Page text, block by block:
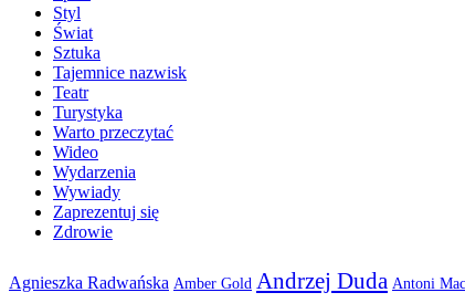
Styl
Świat
Sztuka
Tajemnice nazwisk
Teatr
Turystyka
Warto przeczytać
Wideo
Wydarzenia
Wywiady
Zaprezentuj się
Zdrowie
Agnieszka Radwańska Amber Gold Andrzej Duda Antoni